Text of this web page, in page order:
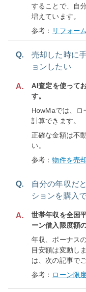
することで、自
増えています。
参考： リフォー
Q.
売却した時に
ョンしたい
A.
AI査定を使って
す。
HowMaでは、ロ
計算できます。
正確な金額は不
い。
参考：物件を売
Q.
自分の年収だ
ションを購入
A.
世帯年収を全国
ーン借入限度額
年収、ボーナス
目安額は変動し
は、次の記事で
参考： ローン限